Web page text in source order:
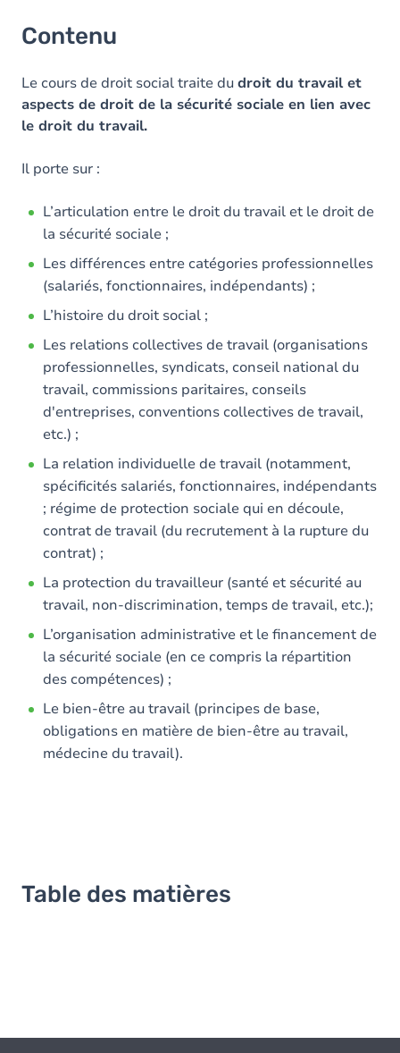
Contenu
Le cours de droit social traite du droit du travail et
aspects de droit de la sécurité sociale en lien avec
le droit du travail.
Il porte sur :
L’articulation entre le droit du travail et le droit de
la sécurité sociale ;
Les différences entre catégories professionnelles
(salariés, fonctionnaires, indépendants) ;
L’histoire du droit social ;
Les relations collectives de travail (organisations
professionnelles, syndicats, conseil national du
travail, commissions paritaires, conseils
d'entreprises, conventions collectives de travail,
etc.) ;
La relation individuelle de travail (notamment,
spécificités salariés, fonctionnaires, indépendants
; régime de protection sociale qui en découle,
contrat de travail (du recrutement à la rupture du
contrat) ;
La protection du travailleur (santé et sécurité au
travail, non-discrimination, temps de travail, etc.);
L’organisation administrative et le financement de
la sécurité sociale (en ce compris la répartition
des compétences) ;
Le bien-être au travail (principes de base,
obligations en matière de bien-être au travail,
médecine du travail).
Table des matières